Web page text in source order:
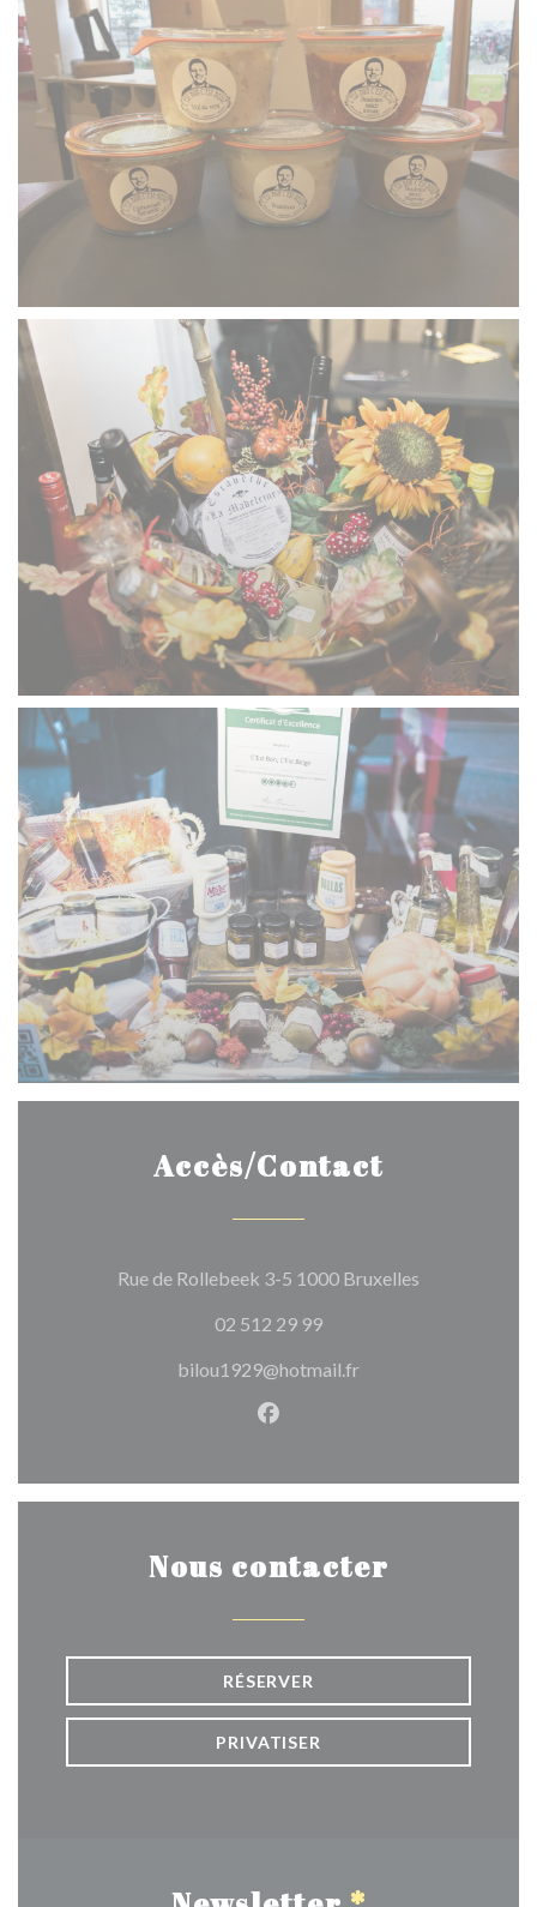
Accès/Contact
Rue de Rollebeek 3-5 1000 Bruxelles
02 512 29 99
bilou1929@hotmail.fr
Facebook ((ouvre une
Nous contacter
RÉSERVER
PRIVATISER